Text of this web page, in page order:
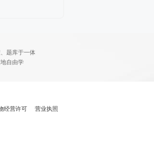
题库于一体
自由学
经营许可
营业执照